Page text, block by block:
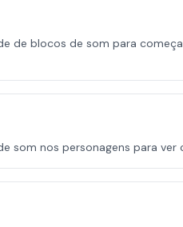
de blocos de som para
som nos personagens para